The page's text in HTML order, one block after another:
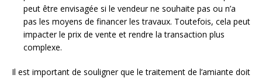
peut être envisagée si le vendeur ne souhaite pas ou n’a
pas les moyens de financer les travaux. Toutefois, cela peut
impacter le prix de vente et rendre la transaction plus
complexe.
Il est important de souligner que le traitement de l’amiante doit